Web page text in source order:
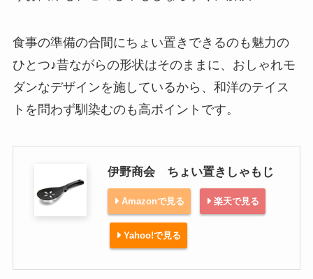
食事の準備の合間にちょい置きできるのも魅力の
ひとつ♪昔ながらの形状はそのままに、おしゃれモ
ダンなデザインを施しているから、和洋のテイス
トを問わず馴染むのも高ポイントです。
伊野商会 ちょい置きしゃもじ
Amazonで見る 楽天で見る
Yahoo!で見る